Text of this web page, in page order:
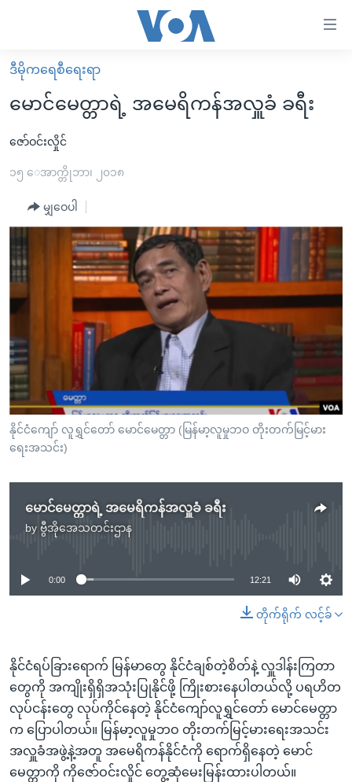
လွယ်ကူ
စေ
များ
အကြောင်းအရာ
ကျော်
ရန်
ပင်မ
အ
ညွန်း
စာမျက်နှာ
သို့
ကျော်
ရန်
ရှာဖွေ
မူလစာမျက်နှာ
မြန်မာ
ကမ္ဘာ့သတင်းများ
နိုင်ငံတကာ
တရုတ်
အစ္စရေး-ပါလက်စတိုင်း
ဗွီဒီယို
ရပ်ဝန်းတခု လမ်းတခု အလွန်
အင်္ဂလိပ်စာလေ့လာမယ်
အမေရိကန်သုံးအီဒီယံ
မကြေးမုံရဲ့ အင်္ဂလိပ်စာ
ရုပ်ရှင်ထဲက အင်္ဂလိပ်စာ
သုတပဒေသာ အင်္ဂလိပ်စာ
အပတ်စဉ်ကဏ္ဍများ
တီဗွီ
ရေဒီယိုနှင့်ရုပ်သံ အချက်အလက်များ
ရေဒီယို/တီဗွီအစီအစဉ်
Learning English
ဗွီအိုအေ လူမှုကွန်ယက်များ
ဘာသာစကားများ
ဒီမိုကရေစီရေးရာ
မောင်မေတ္တာရဲ့ အမေရိကန်အလှူခံ ခရီး
ဇော်ဝင်းလှိုင်
၁၅ ေအာက္တိုဘာ၊ ၂၀၁၈
မျှဝေပါ
နိုင်ငံကျော် လူရွှင်တော် မောင်မေတ္တာ (မြန်မာ့လူမှုဘဝ တိုးတက်မြင့်မား
ရေးအသင်း)
မောင်မေတ္တာရဲ့ အမေရိကန်အလှူခံ ခရီး
by ဗွီအိုအေသတင်းဌာန
No media source currently available
0:00 12:21
တိုက်ရိုက် လင့်ခ်
နိုင်ငံရပ်ခြားရောက် မြန်မာတွေ နိုင်ငံချစ်တဲ့စိတ်နဲ့ လှူဒါန်းကြတာ
တွေကို အကျိုးရှိရှိအသုံးပြုနိုင်ဖို့ ကြိုးစားနေပါတယ်လို့ ပရဟိတ
လုပ်ငန်းတွေ လုပ်ကိုင်နေတဲ့ နိုင်ငံကျော်လူရွှင်တော် မောင်မေတ္တာ
က ပြောပါတယ်။ မြန်မာ့လူမှုဘဝ တိုးတက်မြင့်မားရေးအသင်း
အလှူခံအဖွဲ့နဲ့အတူ အမေရိကန်နိုင်ငံကို ရောက်ရှိနေတဲ့ မောင်
မေတ္တာကို ကိုဇော်ဝင်းလှိုင် တွေ့ဆုံမေးမြန်းထားပါတယ်။